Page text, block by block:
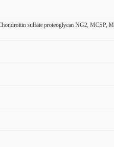
sulfate proteoglycan NG2, MCSP,